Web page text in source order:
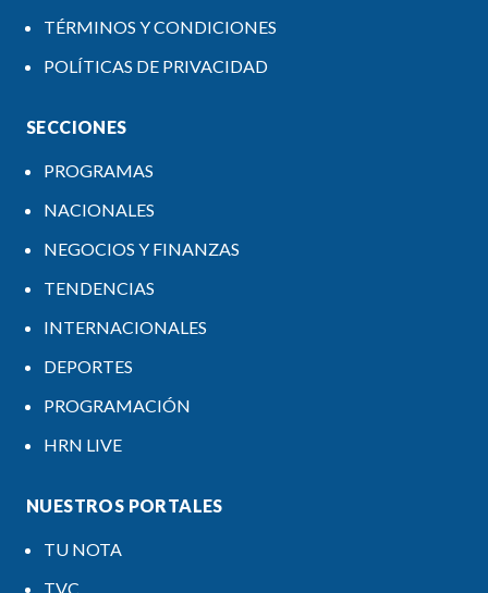
TÉRMINOS Y CONDICIONES
POLÍTICAS DE PRIVACIDAD
SECCIONES
PROGRAMAS
NACIONALES
NEGOCIOS Y FINANZAS
TENDENCIAS
INTERNACIONALES
DEPORTES
PROGRAMACIÓN
HRN LIVE
NUESTROS PORTALES
TU NOTA
TVC